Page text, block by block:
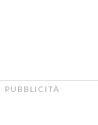
PUBBLICITÀ